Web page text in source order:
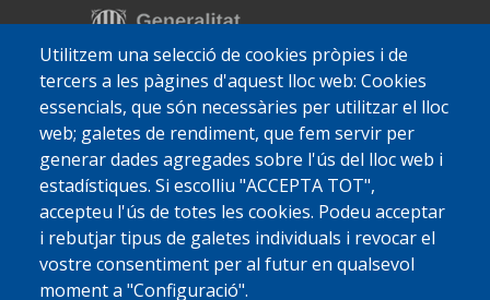
Utilitzem una selecció de cookies pròpies i de
tercers a les pàgines d'aquest lloc web: Cookies
essencials, que són necessàries per utilitzar el lloc
web; galetes de rendiment, que fem servir per
generar dades agregades sobre l'ús del lloc web i
estadístiques. Si escolliu "ACCEPTA TOT",
accepteu l'ús de totes les cookies. Podeu acceptar
i rebutjar tipus de galetes individuals i revocar el
vostre consentiment per al futur en qualsevol
moment a "Configuració".